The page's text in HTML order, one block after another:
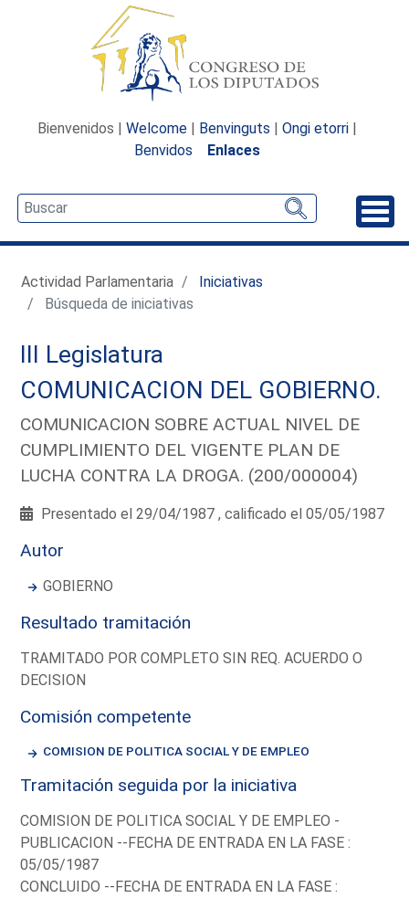
Bienvenidos | Welcome | Benvinguts | Ongi etorri |
Benvidos
Enlaces
Actividad Parlamentaria
Iniciativas
Búsqueda de iniciativas
III Legislatura
COMUNICACION DEL GOBIERNO.
COMUNICACION SOBRE ACTUAL NIVEL DE
CUMPLIMIENTO DEL VIGENTE PLAN DE
LUCHA CONTRA LA DROGA. (200/000004)
Presentado el 29/04/1987 , calificado el 05/05/1987
Autor
GOBIERNO
Resultado tramitación
TRAMITADO POR COMPLETO SIN REQ. ACUERDO O
DECISION
Comisión competente
COMISION DE POLITICA SOCIAL Y DE EMPLEO
Tramitación seguida por la iniciativa
COMISION DE POLITICA SOCIAL Y DE EMPLEO -
PUBLICACION --FECHA DE ENTRADA EN LA FASE :
05/05/1987
CONCLUIDO --FECHA DE ENTRADA EN LA FASE :